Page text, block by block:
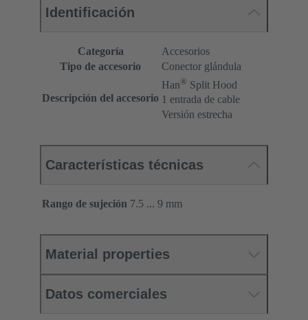
Identificación
Categoría
Accesorios
Tipo de accesorio
Conector glándula
Descripción del accesorio
Han® Split Hood
1 entrada de cable
Versión estrecha
Características técnicas
Rango de sujeción 7.5 ... 9 mm
Material properties
Datos comerciales